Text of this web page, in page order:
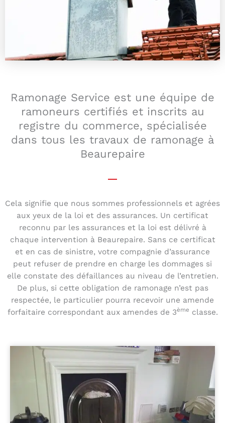
Ramonage Service est une équipe de
ramoneurs certifiés et inscrits au
registre du commerce, spécialisée
dans tous les travaux de ramonage à
Beaurepaire
Cela signifie que nous sommes professionnels et agrées
aux yeux de la loi et des assurances. Un certificat
reconnu par les assurances et la loi est délivré à
chaque intervention à Beaurepaire. Sans ce certificat
et en cas de sinistre, votre compagnie d’assurance
peut refuser de prendre en charge les dommages si
elle constate des défaillances au niveau de l’entretien.
De plus, si cette obligation de ramonage n’est pas
respectée, le particulier pourra recevoir une amende
forfaitaire correspondant aux amendes de 3ème classe.